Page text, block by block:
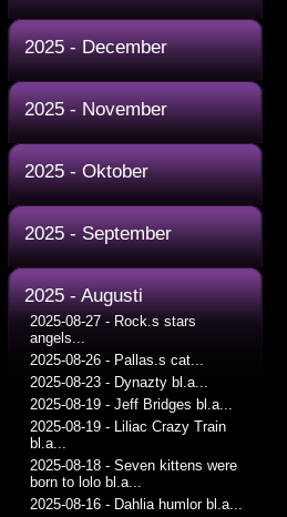
2025 - December
2025 - November
2025 - Oktober
2025 - September
2025 - Augusti
2025-08-27 - Rock.s stars
angels...
2025-08-26 - Pallas.s cat...
2025-08-23 - Dynazty bl.a...
2025-08-19 - Jeff Bridges bl.a...
2025-08-19 - Liliac Crazy Train
bl.a...
2025-08-18 - Seven kittens were
born to lolo bl.a...
2025-08-16 - Dahlia humlor bl.a...